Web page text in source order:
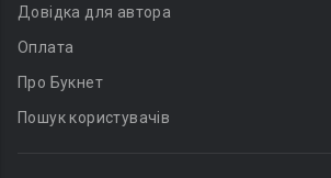
Довідка для автора
Оплата
Про Букнет
Пошук користувачів